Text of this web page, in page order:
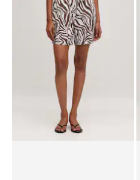
Haut 'Emely'
43.90 CHF29.90 CHF